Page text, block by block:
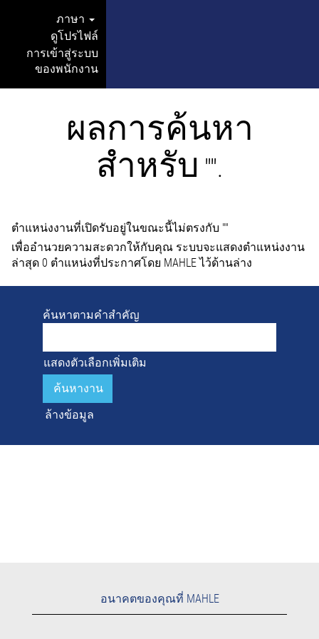
ภาษา
ดูโปรไฟล์
การเข้าสู่ระบบ
ของพนักงาน
ผลการค้นหา
สำหรับ "".
ตำแหน่งงานที่เปิดรับอยู่ในขณะนี้ไม่ตรงกับ ""
เพื่ออำนวยความสะดวกให้กับคุณ ระบบจะแสดงตำแหน่งงาน
ล่าสุด 0 ตำแหน่งที่ประกาศโดย MAHLE ไว้ด้านล่าง
ค้นหาตามคำสำคัญ
แสดงตัวเลือกเพิ่มเติม
ล้างข้อมูล
อนาคตของคุณที่ MAHLE